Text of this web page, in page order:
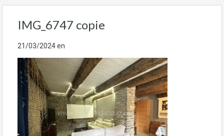
IMG_6747 copie
21/03/2024en